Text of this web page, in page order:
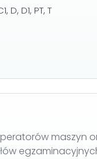
D, D1, PT, T
maszyn